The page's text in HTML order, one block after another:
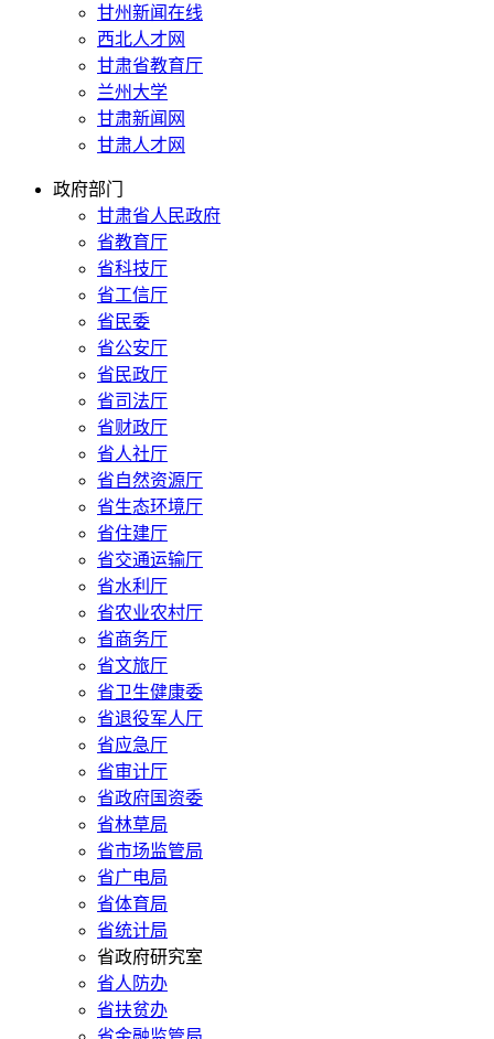
甘州新闻在线
西北人才网
甘肃省教育厅
兰州大学
甘肃新闻网
甘肃人才网
政府部门
甘肃省人民政府
省教育厅
省科技厅
省工信厅
省民委
省公安厅
省民政厅
省司法厅
省财政厅
省人社厅
省自然资源厅
省生态环境厅
省住建厅
省交通运输厅
省水利厅
省农业农村厅
省商务厅
省文旅厅
省卫生健康委
省退役军人厅
省应急厅
省审计厅
省政府国资委
省林草局
省市场监管局
省广电局
省体育局
省统计局
省政府研究室
省人防办
省扶贫办